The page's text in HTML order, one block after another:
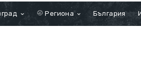
Региона България